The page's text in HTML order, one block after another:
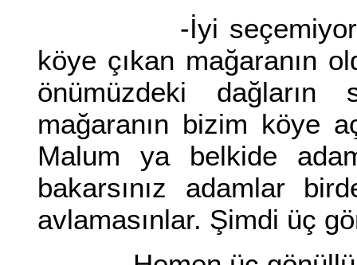
-İyi seçemiyorum
köye çıkan mağaranın
önümüzdeki
mağaranın bizim köye
Malum ya belkide
bakarsınız adamlar
avlamasınlar. Şimdi üç